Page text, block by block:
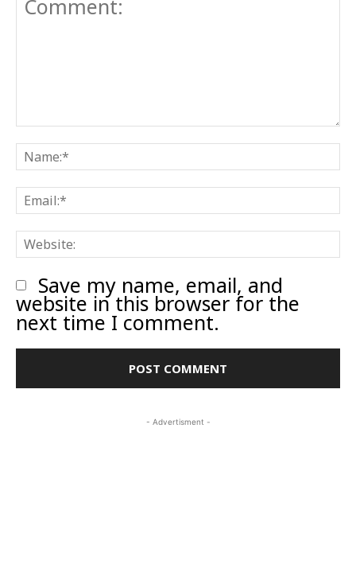
Comment:
Save my name, email, and
website in this browser for the
next time I comment.
- Advertisment -